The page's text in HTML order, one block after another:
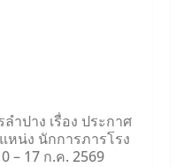
ำปาง เรื่อง ประกาศ
หน่ง นักการภารโรง
– 17 ก.ค. 2569